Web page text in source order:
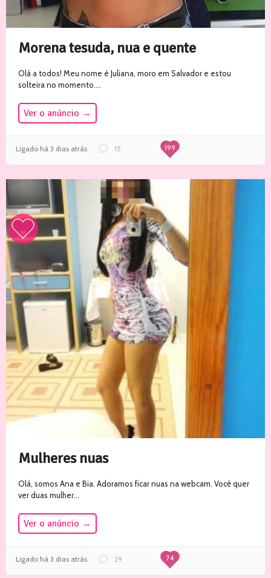
Morena tesuda, nua e quente
Olá a todos! Meu nome é Juliana, moro em Salvador e estou
solteira no momento....
Ver o anúncio →
Ligado há 3 dias atrás 15 199
Mulheres nuas
Olá, somos Ana e Bia. Adoramos ficar nuas na webcam. Você quer
ver duas mulher...
Ver o anúncio →
Ligado há 3 dias atrás 29 74